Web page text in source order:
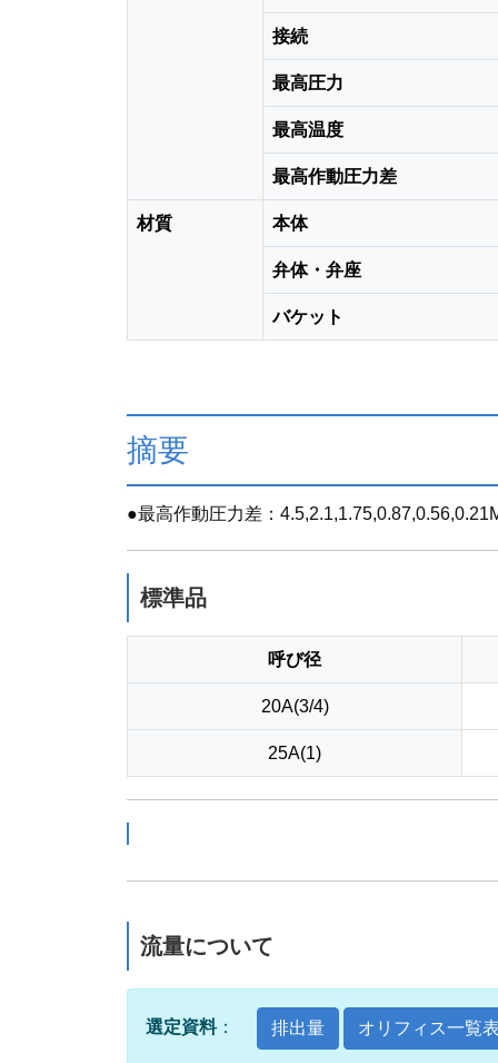
接続
最高圧力
最高温度
最高作動圧力差
材質 本体
弁体・弁座
バケット
摘要
●最高作動圧力差：
標準品
呼び径
20A(3/4)
25A(1)
流量について
選定資料： 排出量 オリフィス一覧